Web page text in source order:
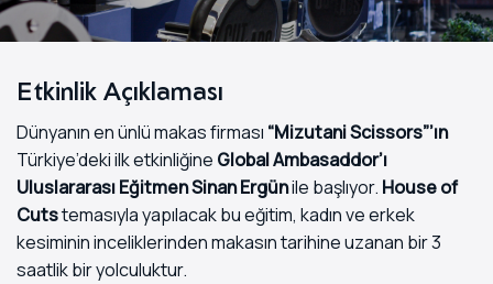
Etkinlik Açıklaması
Dünyanın en ünlü makas firması “Mizutani Scissors”’ın
Türkiye’deki ilk etkinliğine Global Ambasaddor’ı
Uluslararası Eğitmen Sinan Ergünile başlıyor. House of
Cutstemasıyla yapılacak bu eğitim, kadın ve erkek
kesiminin inceliklerinden makasın tarihine uzanan bir 3
saatlik bir yolculuktur.